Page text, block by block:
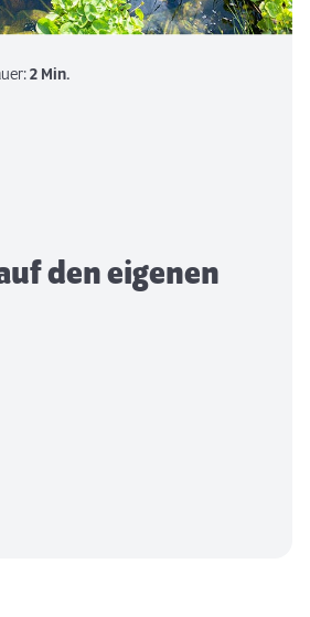
2 Min.
den eigenen